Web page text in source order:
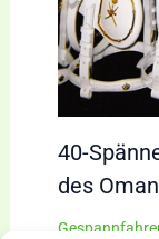
40-
des